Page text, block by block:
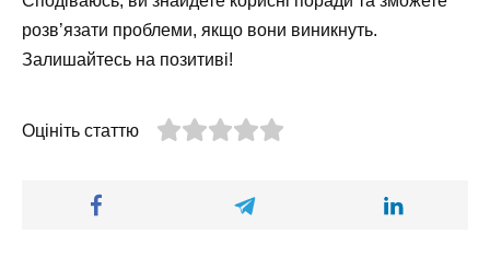
розв’язати проблеми, якщо вони виникнуть.
Залишайтесь на позитиві!
Оцініть статтю